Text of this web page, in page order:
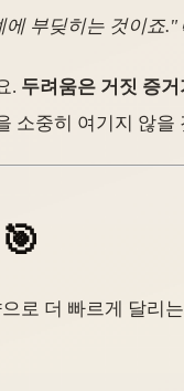
부딪히는 것이죠."
. 두려움은 거짓 증
소중히 여기지 않을
로 더 빠르게 달리